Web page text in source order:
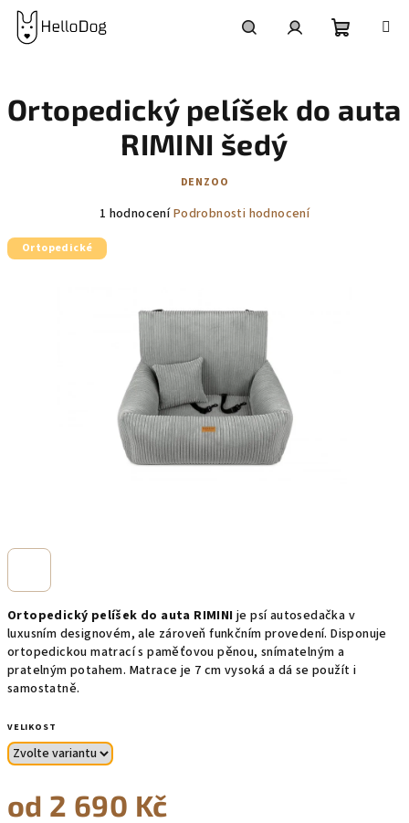
Přejít
obsah
košík
Ortopedický pelíšek do auta RIMINI je psí autosedačka v
luxusním designovém, ale zároveň funkčním provedení. Disponuje
ortopedickou matrací s paměťovou pěnou, snímatelným a
pratelným potahem. Matrace je 7 cm vysoká a dá se použít i
samostatně.
VELIKOST
od 2 690 Kč
Ortopedický pelíšek do auta
RIMINI šedý
DENZOO
Průměrné
produktu
hvězdiček.
1 hodnoceníPodrobnosti hodnocení
Ortopedické